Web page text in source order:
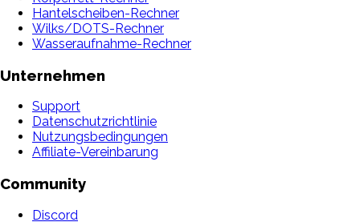
Hantelscheiben-Rechner
Wilks/DOTS-Rechner
Wasseraufnahme-Rechner
Unternehmen
Support
Datenschutzrichtlinie
Nutzungsbedingungen
Affiliate-Vereinbarung
Community
Discord